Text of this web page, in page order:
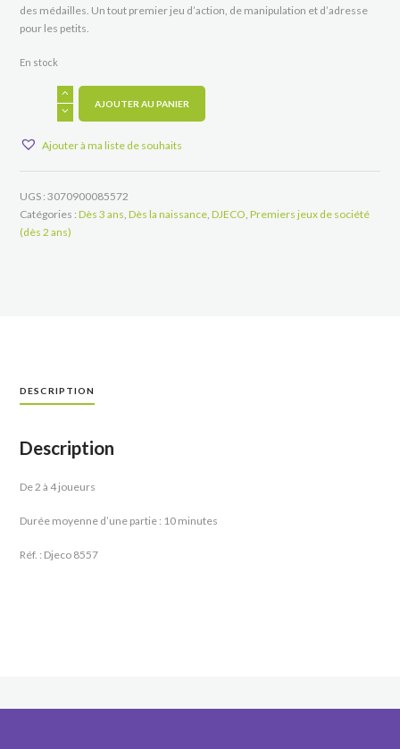
des médailles. Un tout premier jeu d’action, de manipulation et d’adresse
pour les petits.
En stock
AJOUTER AU PANIER
Ajouter à ma liste de souhaits
UGS :3070900085572
Catégories :Dès 3 ans ,Dès la naissance ,DJECO ,Premiers jeux de société
(dès 2 ans)
DESCRIPTION
Description
De 2 à 4 joueurs
Durée moyenne d’une partie : 10 minutes
Réf. : Djeco 8557